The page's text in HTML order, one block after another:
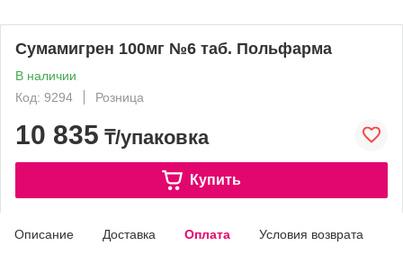
Сумамигрен 100мг №6 таб. Польфарма
В наличии
Код: 9294
Розница
10 835 ₸/упаковка
Купить
Описание Доставка Оплата Условия возврата